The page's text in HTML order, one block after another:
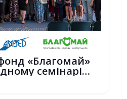
«Благомай»
семінарі